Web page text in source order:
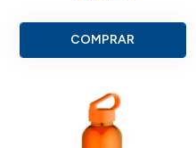
COMPRAR